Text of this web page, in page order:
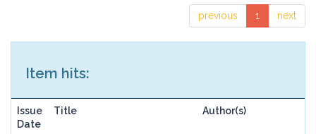
previous 1 next
Item hits:
Issue
Date
Title Author(s)